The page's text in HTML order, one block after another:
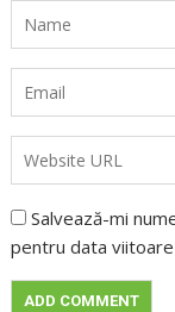
Salvează-mi
pentru data